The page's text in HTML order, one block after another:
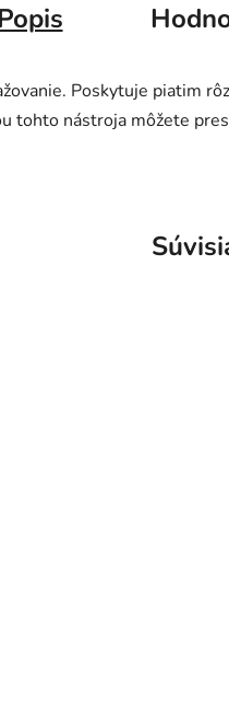
Poskytuje piatim
tohto nástroja môžete